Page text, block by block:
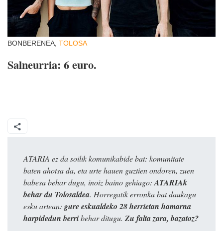
BONBERENEA, TOLOSA
Salneurria: 6 euro.
ATARIA ez da soilik komunikabide bat: komunitate
baten ahotsa da, eta urte hauen guztien ondoren, zuen
babesa behar dugu, inoiz baino gehiago: ATARIAk
behar du Tolosaldea. Horregatik erronka bat daukagu
esku artean: gure eskualdeko 28 herrietan hamarna
harpidedun berribehar ditugu. Zu falta zara, bazatoz?